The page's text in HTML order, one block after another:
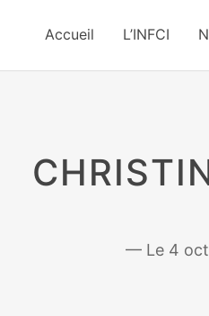
Accueil L’INFCI
4